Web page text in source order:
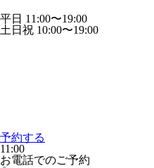
平日 11:00〜19:00
土日祝 10:00〜19:00
予約する
11:00
お電話でのご予約